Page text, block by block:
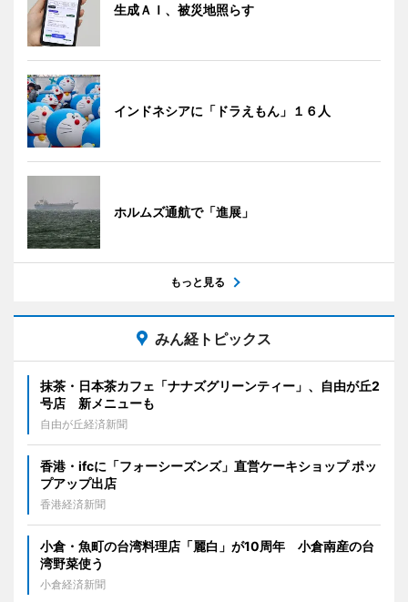
生成ＡＩ、被災地照らす
インドネシアに「ドラえもん」１６人
ホルムズ通航で「進展」
もっと見る
みん経トピックス
抹茶・日本茶カフェ「ナナズグリーンティー」、自由が丘2
号店 新メニューも
自由が丘経済新聞
香港・ifcに「フォーシーズンズ」直営ケーキショップ ポッ
プアップ出店
香港経済新聞
小倉・魚町の台湾料理店「麗白」が10周年 小倉南産の台
湾野菜使う
小倉経済新聞